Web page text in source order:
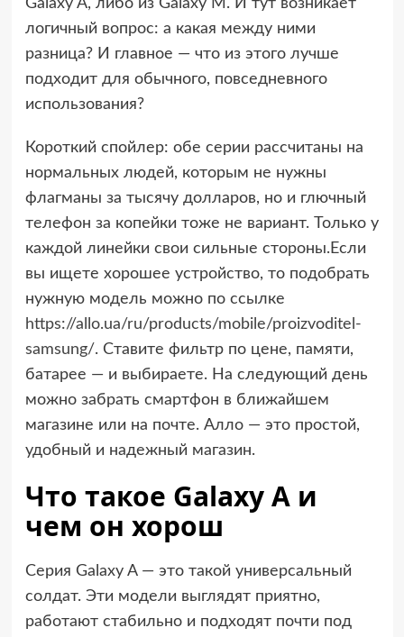
Galaxy A, либо из Galaxy M. И тут возникает
логичный вопрос: а какая между ними
разница? И главное — что из этого лучше
подходит для обычного, повседневного
использования?
Короткий спойлер: обе серии рассчитаны на
нормальных людей, которым не нужны
флагманы за тысячу долларов, но и глючный
телефон за копейки тоже не вариант. Только у
каждой линейки свои сильные стороны.Если
вы ищете хорошее устройство, то подобрать
нужную модель можно по ссылке
https://allo.ua/ru/products/mobile/proizvoditel-
samsung/. Ставите фильтр по цене, памяти,
батарее — и выбираете. На следующий день
можно забрать смартфон в ближайшем
магазине или на почте. Алло — это простой,
удобный и надежный магазин.
Что такое Galaxy A и
чем он хорош
Серия Galaxy A — это такой универсальный
солдат. Эти модели выглядят приятно,
работают стабильно и подходят почти под